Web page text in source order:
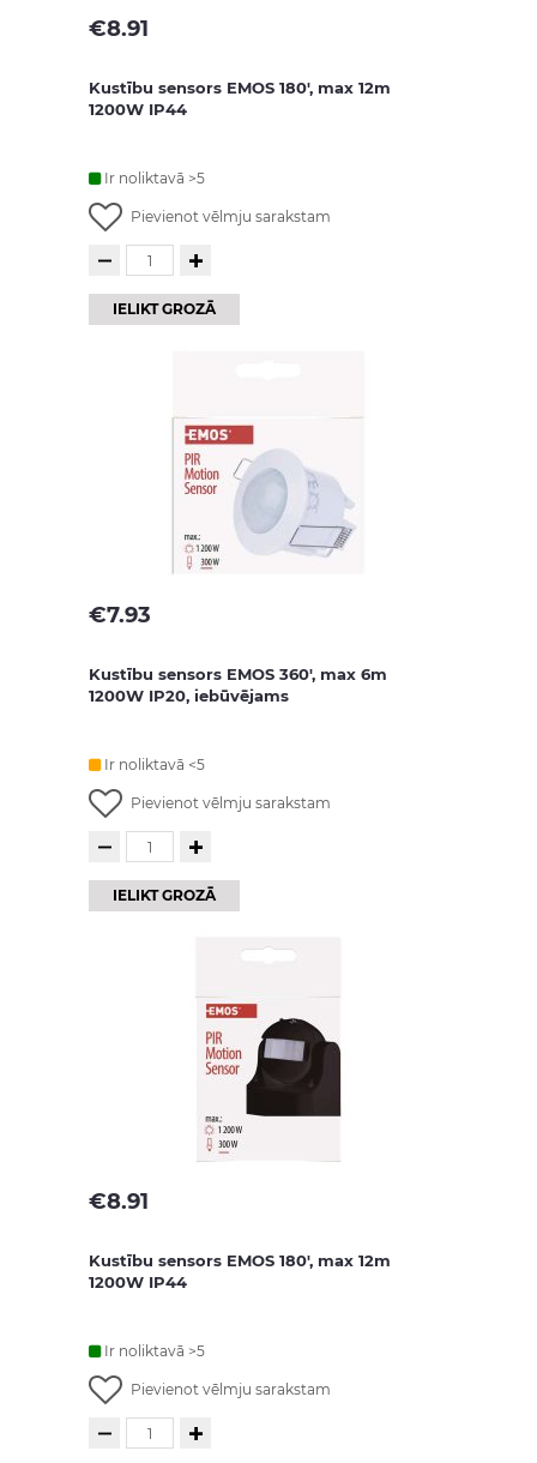
€8.91
Kustību sensors EMOS 180', max 12m
1200W IP44
Ir noliktavā >5
Pievienot vēlmju sarakstam
IELIKT GROZĀ
€7.93
Kustību sensors EMOS 360', max 6m
1200W IP20, iebūvējams
Ir noliktavā <5
Pievienot vēlmju sarakstam
IELIKT GROZĀ
€8.91
Kustību sensors EMOS 180', max 12m
1200W IP44
Ir noliktavā >5
Pievienot vēlmju sarakstam